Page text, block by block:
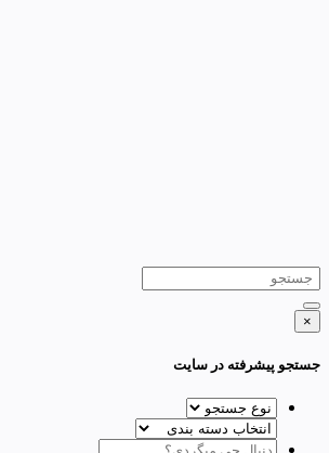
×
جستجو پیشرفته در سایت